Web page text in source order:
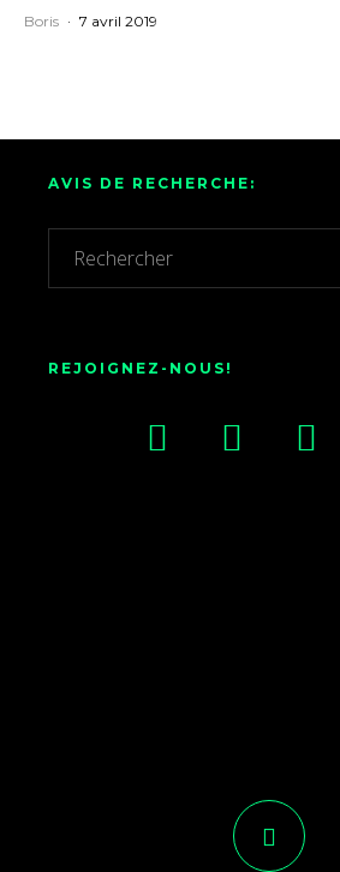
Boris · 7 avril 2019
AVIS DE RECHERCHE:
REJOIGNEZ-NOUS!